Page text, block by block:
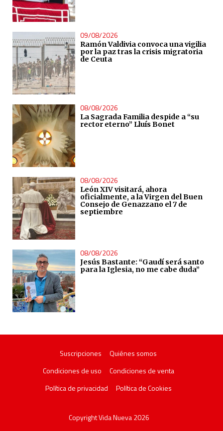
09/08/2026
Ramón Valdivia convoca una vigilia
por la paz tras la crisis migratoria
de Ceuta
08/08/2026
La Sagrada Familia despide a “su
rector eterno” Lluís Bonet
08/08/2026
León XIV visitará, ahora
oficialmente, a la Virgen del Buen
Consejo de Genazzano el 7 de
septiembre
08/08/2026
Jesús Bastante: “Gaudí será santo
para la Iglesia, no me cabe duda”
Suscripciones
Quiénes somos
Condiciones de uso
Condiciones de venta
Política de privacidad
Política de Cookies
Copyright Vida Nueva 2026